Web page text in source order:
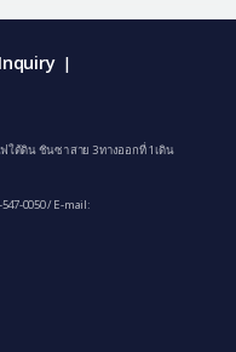
|
ใต้ดิน ชินซา สาย 3 ทางออกที่ 1 เดิน
547-0050/ E-mail: